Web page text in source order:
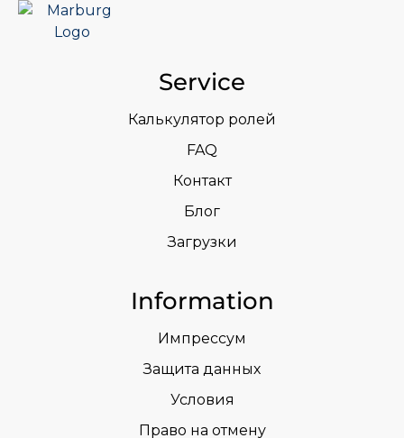
Service
Калькулятор ролей
FAQ
Контакт
Блог
Загрузки
Information
Импрессум
Защита данных
Условия
Право на отмену